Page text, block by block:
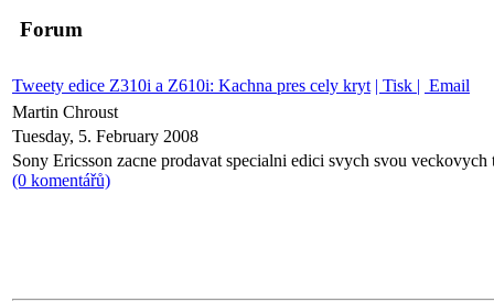
Forum
Tweety edice Z310i a Z610i: Kachna pres cely kryt | Tisk | Email
Martin Chroust
Tuesday, 5. February 2008
Sony Ericsson zacne prodavat specialni edici svych svou
(0 komentářů)